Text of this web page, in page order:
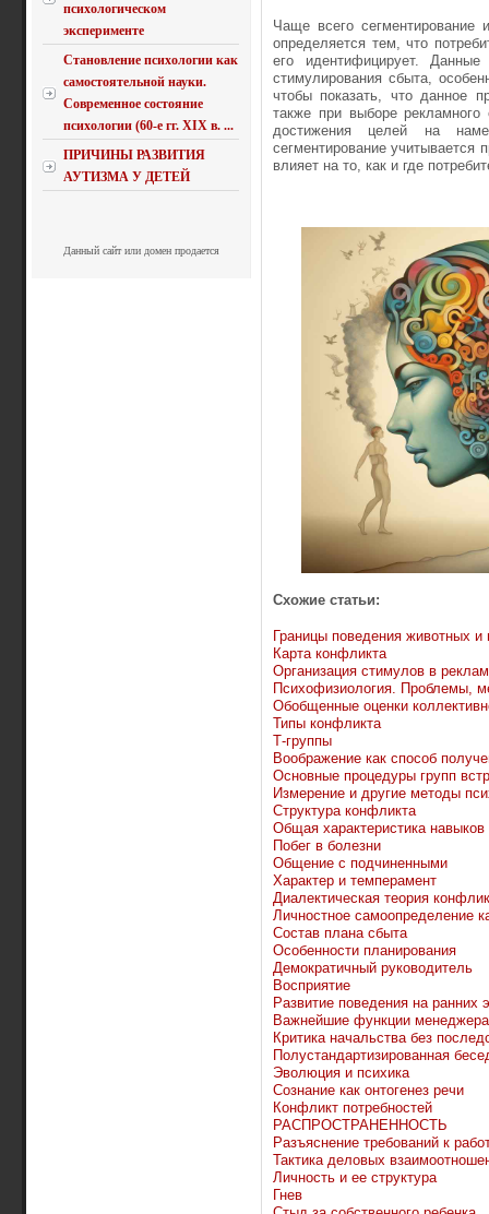
психологическом
эксперименте
Становление психологии как
самостоятельной науки.
Современное состояние
психологии (60-е гг. XIX в. ...
ПРИЧИНЫ РАЗВИТИЯ
АУТИЗМА У ДЕТЕЙ
Данный сайт или домен продается
Чаще всего сегментирование
определяется тем, что
его идентифицирует. Данные
стимулирования сбыта,
чтобы показать, что данное
также при выборе
достижения целей на
сегментирование учитывается
влияет на то, как и где
Схожие статьи:
Границы поведения животных и
Карта конфликта
Организация стимулов в
Психофизиология. Проблемы,
Обобщенные оценки
Типы конфликта
Т-группы
Воображение как способ
Основные процедуры групп
Измерение и другие методы
Структура конфликта
Общая характеристика навыков
Побег в болезни
Общение с подчиненными
Характер и темперамент
Диалектическая теория
Личностное самоопределение
Состав плана сбыта
Особенности планирования
Демократичный руководитель
Восприятие
Развитие поведения на ранних
Важнейшие функции менеджера
Критика начальства без
Полустандартизированная
Эволюция и психика
Сознание как онтогенез речи
Конфликт потребностей
РАСПРОСТРАНЕННОСТЬ
Разъяснение требований к
Тактика деловых
Личность и ее структура
Гнев